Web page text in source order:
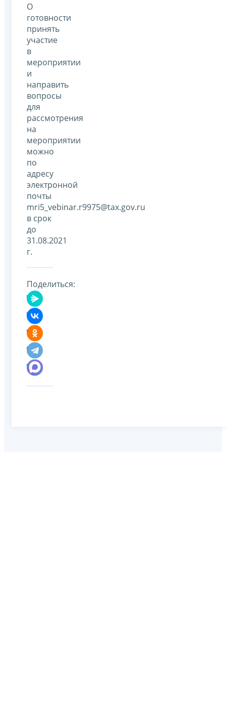
О
готовности
принять
участие
в
мероприятии
и
направить
вопросы
для
рассмотрения
на
мероприятии
можно
по
адресу
электронной
почты
mri5_vebinar.r9975@tax.gov.ru
в срок
до
31.08.2021
г.
Поделиться: